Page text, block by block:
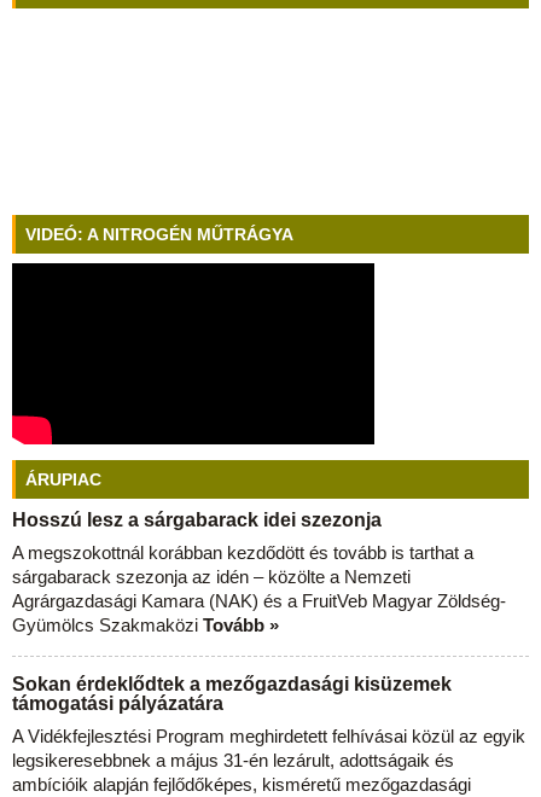
VIDEÓ: A NITROGÉN MŰTRÁGYA
ÁRUPIAC
Hosszú lesz a sárgabarack idei szezonja
A megszokottnál korábban kezdődött és tovább is tarthat a
sárgabarack szezonja az idén – közölte a Nemzeti
Agrárgazdasági Kamara (NAK) és a FruitVeb Magyar Zöldség-
Gyümölcs Szakmaközi Tovább »
Sokan érdeklődtek a mezőgazdasági kisüzemek
támogatási pályázatára
A Vidékfejlesztési Program meghirdetett felhívásai közül az egyik
legsikeresebbnek a május 31-én lezárult, adottságaik és
ambícióik alapján fejlődőképes, kisméretű mezőgazdasági